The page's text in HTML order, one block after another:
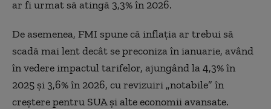
ar fi urmat să atingă 3,3% în 2026.
De asemenea, FMI spune că inflaţia ar trebui să
scadă mai lent decât se preconiza în ianuarie, având
în vedere impactul tarifelor, ajungând la 4,3% în
2025 şi 3,6% în 2026, cu revizuiri „notabile” în
creştere pentru SUA şi alte economii avansate.